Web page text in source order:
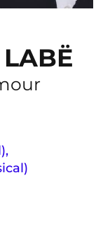
,